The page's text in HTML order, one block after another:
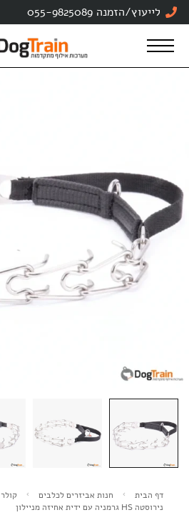
לייעוץ/הזמנה 055-9825089
דף הבית חנות אביזרים לכלבים
נירוסטה HS גרמניה עם ידית אחיזה מניילון